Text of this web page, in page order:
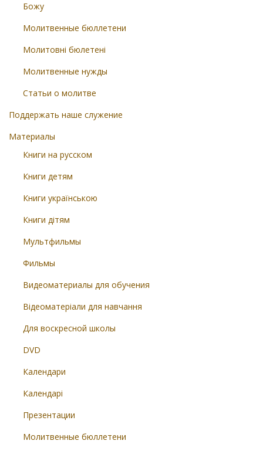
Божу
Молитвенные бюллетени
Молитовні бюлетені
Молитвенные нужды
Статьи о молитве
Поддержать наше служение
Материалы
Книги на русском
Книги детям
Книги українською
Книги дітям
Мультфильмы
Фильмы
Видеоматериалы для обучения
Відеоматеріали для навчання
Для воскресной школы
DVD
Календари
Календарі
Презентации
Молитвенные бюллетени